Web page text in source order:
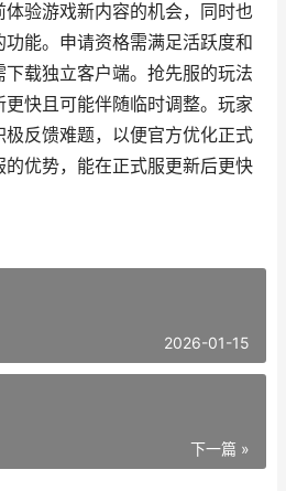
验游戏新内容的机会，同时也
能。申请资格需满足活跃度和
载独立客户端。抢先服的玩法
快且可能伴随临时调整。玩家
反馈难题，以便官方优化正式
优势，能在正式服更新后更快
2026-01-15
下一篇 »